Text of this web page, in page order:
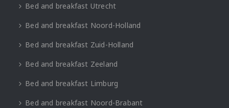
Bed and breakfast Utrecht
Bed and breakfast Noord-Holland
Bed and breakfast Zuid-Holland
Bed and breakfast Zeeland
Bed and breakfast Limburg
Bed and breakfast Noord-Brabant